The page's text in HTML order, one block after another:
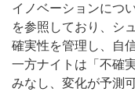
イノベーションにつ
を参照しており、シ
確実性を管理し、自
一方ナイトは「不確
みなし、変化が予測